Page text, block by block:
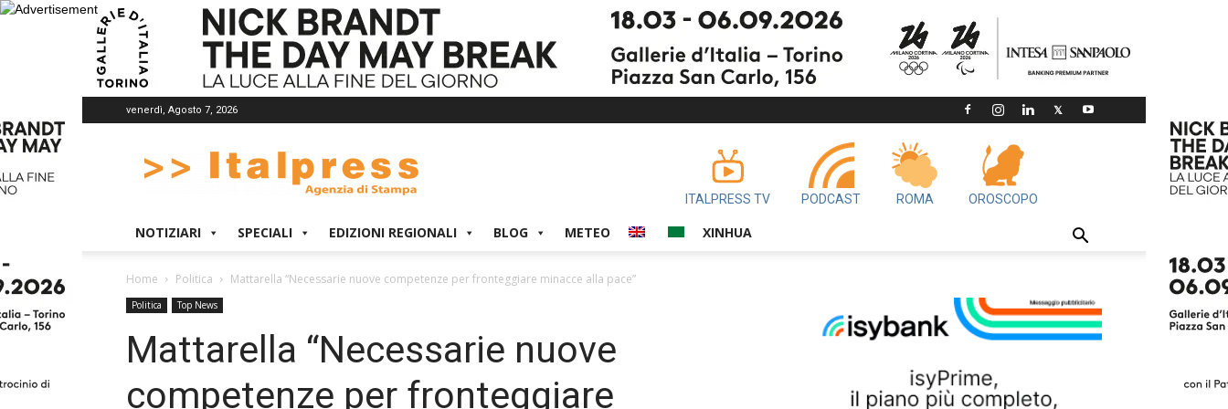
venerdì, Agosto 7, 2026
ITALPRESS TV PODCAST ROMA OROSCOPO
NOTIZIARI SPECIALI EDIZIONI REGIONALI BLOG METEO XINHUA
Home Politica Mattarella “Necessarie nuove competenze per fronteggiare minacce alla pace”
Politica Top News
Mattarella “Necessarie nuove
competenze per fronteggiare